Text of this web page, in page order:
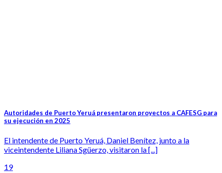
Autoridades de Puerto Yeruá presentaron proyectos a CAFESG para
su ejecución en 2025
El intendente de Puerto Yeruá, Daniel Benítez, junto a la
viceintendente Liliana Sgüerzo, visitaron la [...]
19